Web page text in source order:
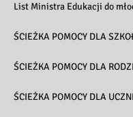
List Ministra Edukacji do
ŚCIEŻKA POMOCY DLA
ŚCIEŻKA POMOCY DLA
ŚCIEŻKA POMOCY DLA